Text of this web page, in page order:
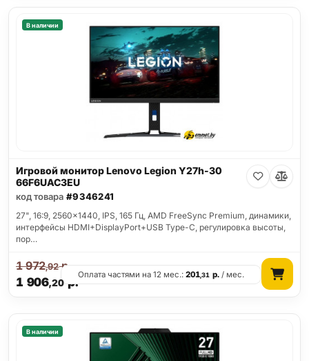
В наличии
Игровой монитор Lenovo Legion Y27h-30
66F6UAC3EU
код товара #9346241
27", 16:9, 2560x1440, IPS, 165 Гц, AMD FreeSync Premium, динамики,
интерфейсы HDMI+DisplayPort+USB Type-C, регулировка высоты,
пор…
1 906,20 р.
1 972,92р.
Оплата частями на 12 мес.:201,31 р./ мес.
В наличии